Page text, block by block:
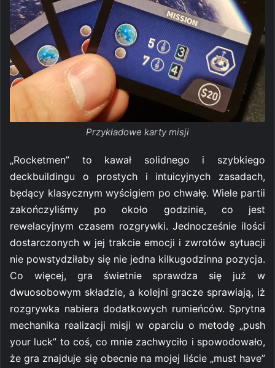
Przykładowe karty misji
„Rocketmen” to kawał solidnego i szybkiego
deckbuildingu o prostych i intuicyjnych zasadach,
będący klasycznym wyścigiem po chwałę. Wiele partii
zakończyliśmy po około godzinie, co jest
rewelacyjnym czasem rozgrywki. Jednocześnie ilości
dostarczonych w jej trakcie emocji i zwrotów sytuacji
nie powstydziłaby się nie jedna kilkugodzinna pozycja.
Co więcej, gra świetnie sprawdza się już w
dwuosobowym składzie, a kolejni gracze sprawiają, iż
rozgrywka nabiera dodatkowych rumieńców. Sprytna
mechanika realizacji misji w oparciu o metodę „push
your luck” to coś, co mnie zachwyciło i spowodowało,
że gra znajduje się obecnie na mojej liście „must have”